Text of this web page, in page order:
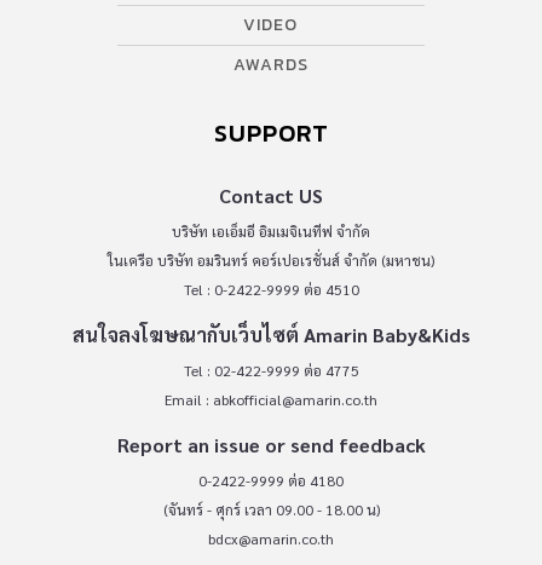
VIDEO
AWARDS
SUPPORT
Contact US
บริษัท เอเอ็มอี อิมเมจิเนทีฟ จำกัด
ในเครือ บริษัท อมรินทร์ คอร์เปอเรชั่นส์ จำกัด (มหาชน)
Tel : 0-2422-9999 ต่อ 4510
สนใจลงโฆษณากับเว็บไซต์ Amarin Baby&Kids
Tel : 02-422-9999 ต่อ 4775
Email : abkofficial@amarin.co.th
Report an issue or send feedback
0-2422-9999 ต่อ 4180
(จันทร์ - ศุกร์ เวลา 09.00 - 18.00 น)
bdcx@amarin.co.th